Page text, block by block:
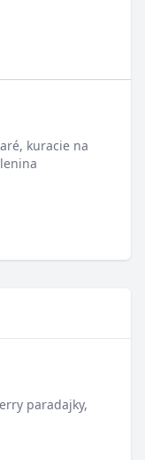
kuracie na
paradajky,